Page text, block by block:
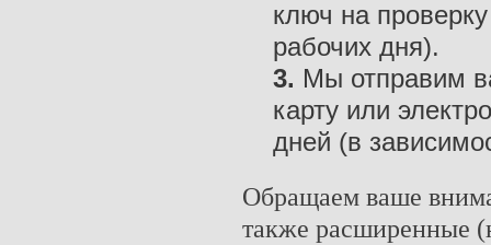
ключ на
рабочих дня).
3. Мы отправим
карту или
дней (в
Обращаем ваше
также расширенные